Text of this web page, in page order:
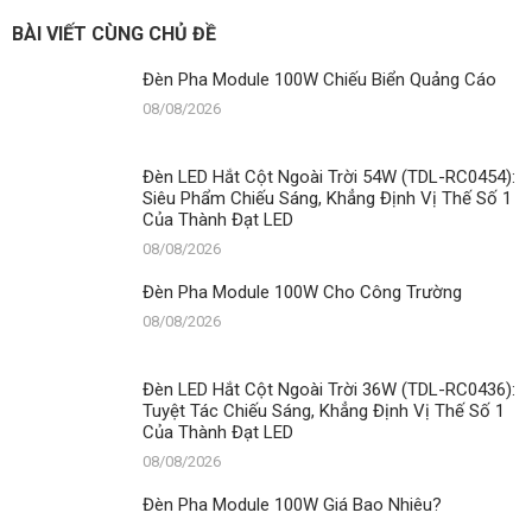
Nhiêu?
BÀI VIẾT CÙNG CHỦ ĐỀ
Đèn Pha Module 100W Chiếu Biển Quảng Cáo
08/08/2026
Đèn LED Hắt Cột Ngoài Trời 54W (TDL-RC0454):
Siêu Phẩm Chiếu Sáng, Khẳng Định Vị Thế Số 1
Của Thành Đạt LED
08/08/2026
Đèn Pha Module 100W Cho Công Trường
08/08/2026
Đèn LED Hắt Cột Ngoài Trời 36W (TDL-RC0436):
Tuyệt Tác Chiếu Sáng, Khẳng Định Vị Thế Số 1
Của Thành Đạt LED
08/08/2026
Đèn Pha Module 100W Giá Bao Nhiêu?